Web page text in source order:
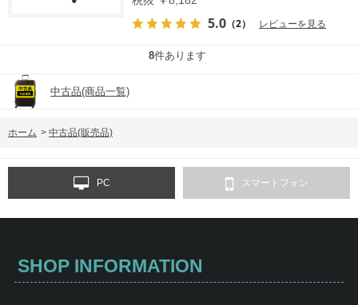
5.0 （2） レビューを見る
8件あります
中古品(商品一覧)
ホーム > 中古品(販売品)
PC スマートフォン
SHOP INFORMATION